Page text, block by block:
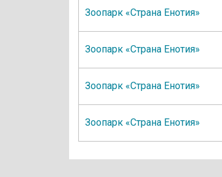
Зоопарк «Страна Енотия»
Зоопарк «Страна Енотия»
Зоопарк «Страна Енотия»
Зоопарк «Страна Енотия»